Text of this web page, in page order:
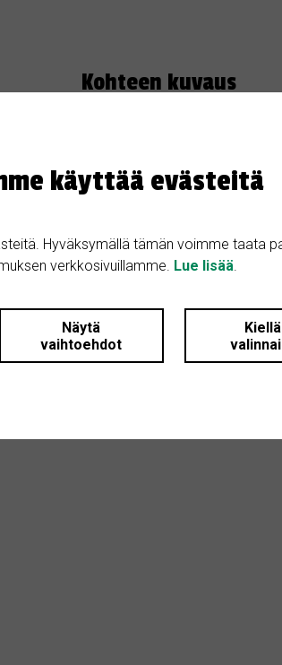
Kohteen kuvaus
Myytävänä hyvällä paikalla
Autohallipaikka ostettavissa
Muita tietoja
erillinen wc ja kylpyhuone
käyttää evästeitä
Hyväksymällä tämän voimme taata
verkkosivuillamme. Lue lisää
Näytä
vaihtoehdot